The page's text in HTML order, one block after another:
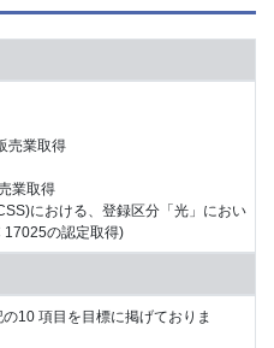
業取得
業取得
における、登録区分「光」におい
17025の認定取得)
10 項目を目標に掲げておりま